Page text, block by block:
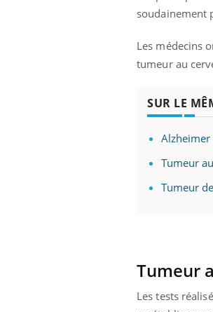
soudainement
Les médecins
tumeur au
SUR LE
Alzheimer
Tumeur
Tumeur
Tumeur
Les tests
expliquer ma maladie
Il y a des sujets qui sont
d'autres non ! D'un côté,